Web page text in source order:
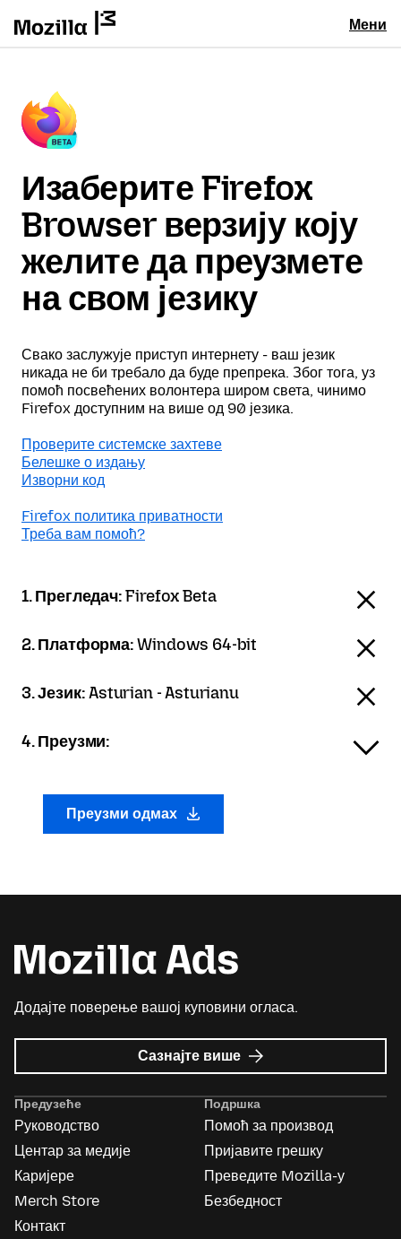
Мени
Изаберите Firefox
Browser верзију коју
желите да преузмете
на свом језику
Свако заслужује приступ интернету - ваш језик
никада не би требало да буде препрека. Због тога, уз
помоћ посвећених волонтера широм света, чинимо
Firefox доступним на више од 90 језика.
Проверите системске захтеве
Белешке о издању
Изворни код
Firefox политика приватности
Треба вам помоћ?
1. Прегледач:Firefox Beta
2. Платформа:Windows 64-bit
3. Језик:Asturian - Asturianu
4. Преузми:
Преузми одмах
Додајте поверење вашој куповини огласа.
Сазнајте више о
Mozilla
Предузеће
Руководство
Центар за медије
Каријере
Merch Store
Контакт
Подршка
Помоћ за производ
Пријавите грешку
Преведите Mozilla-у
Безбедност